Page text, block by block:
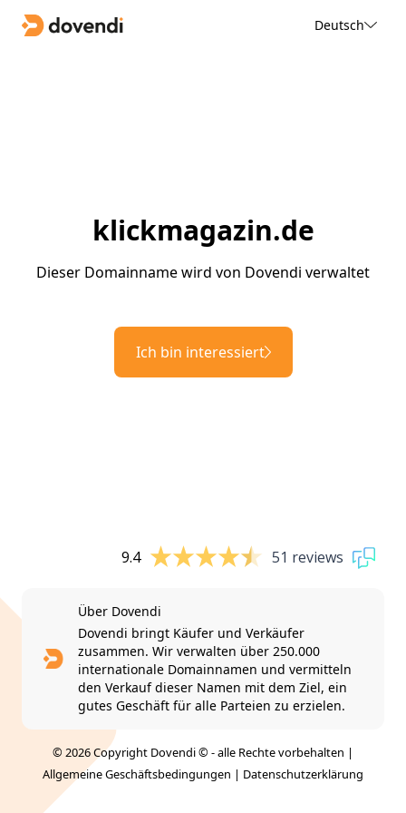
Deutsch
klickmagazin.de
Dieser Domainname wird von Dovendi verwaltet
Ich bin interessiert
9.4 51 reviews
Über Dovendi
Dovendi bringt Käufer und Verkäufer
zusammen. Wir verwalten über 250.000
internationale Domainnamen und vermitteln
den Verkauf dieser Namen mit dem Ziel, ein
gutes Geschäft für alle Parteien zu erzielen.
© 2026 Copyright Dovendi © - alle Rechte vorbehalten |
Allgemeine Geschäftsbedingungen | Datenschutzerklärung